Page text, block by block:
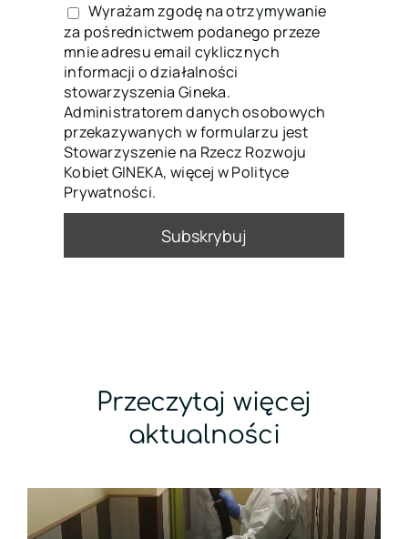
Wyrażam zgodę na otrzymywanie
za pośrednictwem podanego przeze
mnie adresu email cyklicznych
informacji o działalności
stowarzyszenia Gineka.
Administratorem danych osobowych
przekazywanych w formularzu jest
Stowarzyszenie na Rzecz Rozwoju
Kobiet GINEKA, więcej w Polityce
Prywatności.
Przeczytaj więcej
aktualności